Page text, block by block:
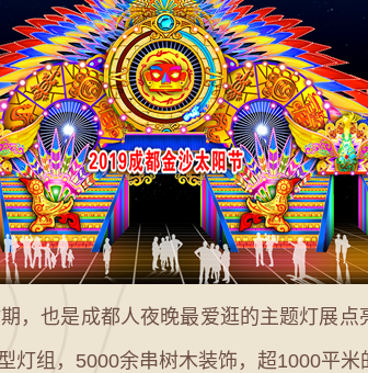
也是成都人夜晚最爱逛的主题灯展点
组，5000余串树木装饰，超1000平米